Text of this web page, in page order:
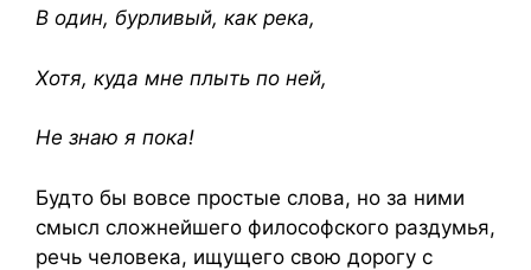
В один, бурливый, как река,
Хотя, куда мне плыть по ней,
Не знаю я пока!
Будто бы вовсе простые слова, но за ними
смысл сложнейшего философского раздумья,
речь человека, ищущего свою дорогу с